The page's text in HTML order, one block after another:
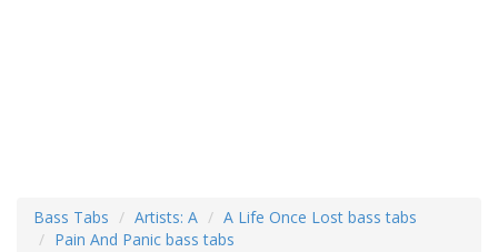
Bass Tabs Artists: A
A Life Once Lost bass tabs
Pain And Panic bass tabs